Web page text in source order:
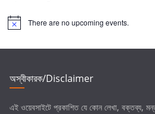
N
There are no upcoming events.
অস্বীকারক/Disclaimer
এই ওয়েবসাইটে প্রকাশিত যে কোন লেখা, বক্তব্য,